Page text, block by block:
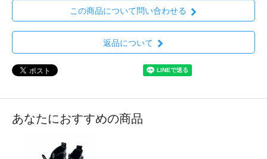
この商品について問い合わせる
返品について
あなたにおすすめの商品